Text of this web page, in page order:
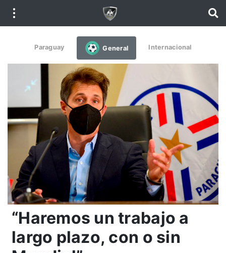
Paraguay General Internacional
“Haremos un trabajo a
largo plazo, con o sin